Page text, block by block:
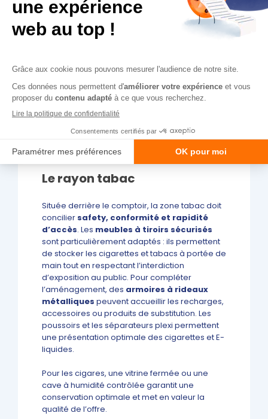
en avant les parutions récentes ou les
magazines à forte rotation.
Adapter le mobilier aux
rayons du tabac presse
Chaque univers du tabac presse a ses
spécificités. Adapter le mobilier à chaque
rayon sera important pour assurer la
Le rayon tabac
Située derrière le comptoir, la zone tabac doit
concilier safety, conformité et rapidité
d’accès. Les meubles à tiroirs sécurisés
sont particulièrement adaptés : ils permettent
de stocker les cigarettes et tabacs à portée de
main tout en respectant l’interdiction
d’exposition au public. Pour compléter
l’aménagement, des armoires à rideaux
métalliques peuvent accueillir les recharges,
accessoires ou produits de substitution. Les
poussoirs et les séparateurs plexi permettent
une présentation optimale des cigarettes et E-
liquides.
Pour les cigares, une vitrine fermée ou une
cave à humidité contrôlée garantit une
conservation optimale et met en valeur la
qualité de l’offre.